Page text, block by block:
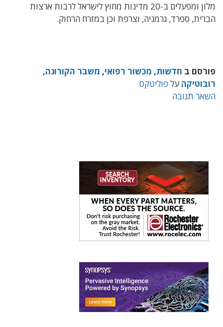
מלון ומפעלים ב-20 מדינות מחוץ לישראל לרבות ארצות
הברית, ספרד, גרמניה, וצרפת וכן במזרח הרחוק.
פורסם ב חדשות, מכשור רפואי, משבר הקורונה,
רובוטיקה על פוליטקס
השאר תגובה